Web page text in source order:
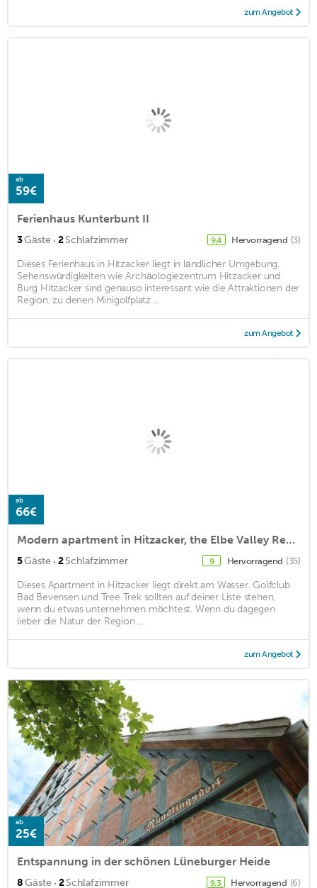
zum Angebot
ab
59€
Ferienhaus Kunterbunt II
3Gäste · 2Schlafzimmer 9,4 Hervorragend (3)
Dieses Ferienhaus in Hitzacker liegt in ländlicher Umgebung.
Sehenswürdigkeiten wie Archäologiezentrum Hitzacker und
Burg Hitzacker sind genauso interessant wie die Attraktionen der
Region, zu denen Minigolfplatz ...
zum Angebot
ab
66€
Modern apartment in Hitzacker, the Elbe Valley Recreation Paradise
5Gäste · 2Schlafzimmer 9 Hervorragend (35)
Dieses Apartment in Hitzacker liegt direkt am Wasser. Golfclub
Bad Bevensen und Tree Trek sollten auf deiner Liste stehen,
wenn du etwas unternehmen möchtest. Wenn du dagegen
lieber die Natur der Region ...
zum Angebot
ab
25€
Entspannung in der schönen Lüneburger Heide
8Gäste · 2Schlafzimmer 9,3 Hervorragend (6)